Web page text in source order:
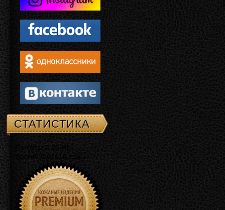
СТАТИСТИКА
Память: 4.25 Mb
Время: 0.01619 сек.